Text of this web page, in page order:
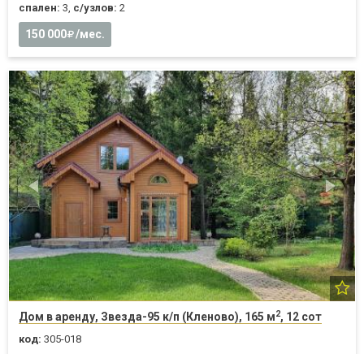
спален: 3, с/узлов: 2
150 000 /мес.
Дом в аренду, Звезда-95 к/п (Кленово), 165 м2, 12 сот
код: 305-018